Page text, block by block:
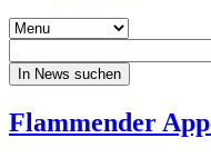
In News suchen
Flammender